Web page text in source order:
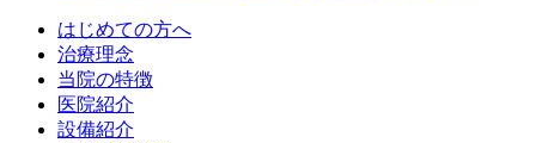
はじめての方へ
治療理念
当院の特徴
医院紹介
設備紹介